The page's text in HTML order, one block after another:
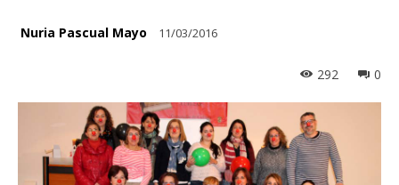
Nuria Pascual Mayo 11/03/2016
0
292